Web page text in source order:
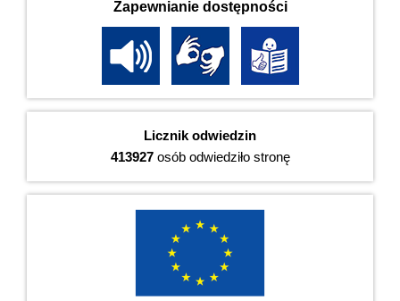
Zapewnianie dostępności
Licznik odwiedzin
413927osób odwiedziło stronę